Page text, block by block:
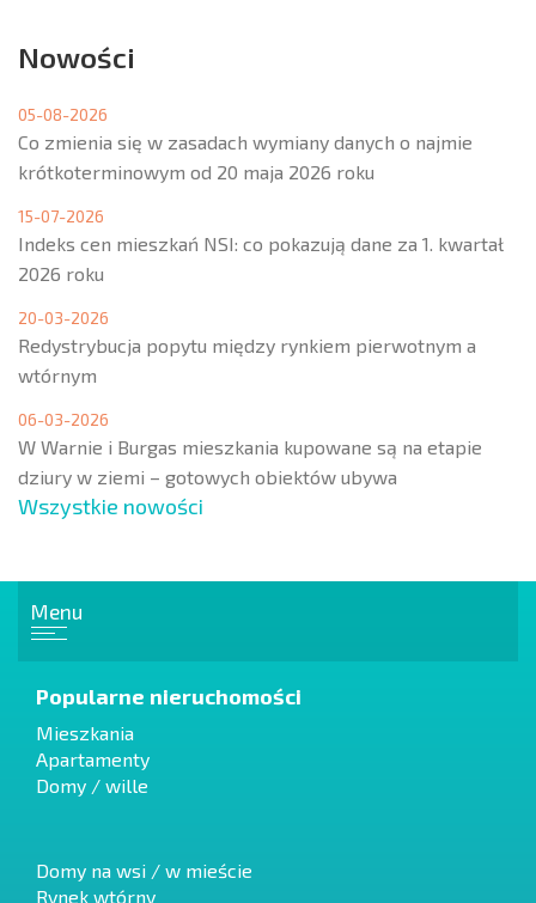
Nowości
05-08-2026
Co zmienia się w zasadach wymiany danych o najmie
krótkoterminowym od 20 maja 2026 roku
15-07-2026
Indeks cen mieszkań NSI: co pokazują dane za 1. kwartał
2026 roku
20-03-2026
Redystrybucja popytu między rynkiem pierwotnym a
wtórnym
06-03-2026
W Warnie i Burgas mieszkania kupowane są na etapie
dziury w ziemi – gotowych obiektów ubywa
Wszystkie nowości
Menu
Popularne nieruchomości
Mieszkania
Apartamenty
Domy / wille
Domy na wsi / w mieście
Rynek wtórny